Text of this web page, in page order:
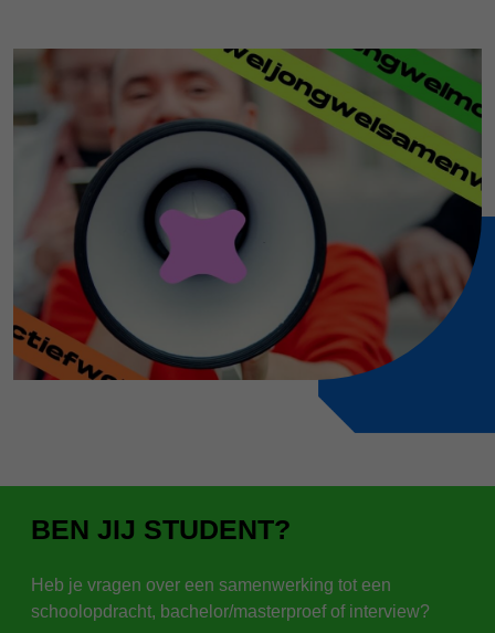
BEN JIJ STUDENT?
Heb je vragen over een samenwerking tot een
schoolopdracht, bachelor/masterproef of interview?